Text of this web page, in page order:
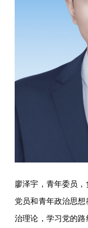
廖泽宇，青年委员
党员和青年政治思
治理论，学习党的路